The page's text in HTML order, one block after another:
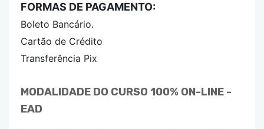
FORMAS DE PAGAMENTO:
Boleto Bancário.
Cartão de Crédito
Transferência Pix
MODALIDADE DO CURSO 100% ON-LINE -
EAD